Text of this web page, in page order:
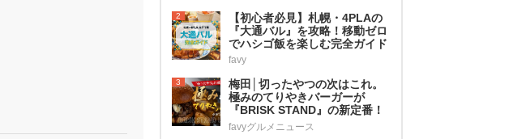
2
【初心者必見】札幌・4PLAの
『大通バル』を攻略！移動ゼロ
でハシゴ飯を楽しむ完全ガイド
favy
3
梅田│切ったやつの次はこれ。
極みのてりやきバーガーが
『BRISK STAND』の新定番！
favyグルメニュース